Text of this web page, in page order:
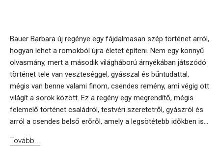
Bauer Barbara új regénye egy fájdalmasan szép történet arról,
hogyan lehet a romokból újra életet építeni. Nem egy könnyű
olvasmány, mert a második világháború árnyékában játszódó
történet tele van veszteséggel, gyásszal és bűntudattal,
mégis van benne valami finom, csendes remény, ami végig ott
világít a sorok között. Ez a regény egy megrendítő, mégis
felemelő történet családról, testvéri szeretetről, gyászról és
arról a csendes belső erőről, amely a legsötétebb időkben is...
Tovább...